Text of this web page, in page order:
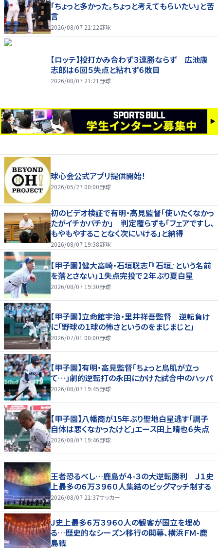
「ちょっと多かった。ちょっと考えてもらいたい」と苦
言
2026/08/07 21:22野球
【ロッテ】投打かみ合わず３連勝ならず 広池康
志郎は６回５失点と粘れず６敗目
2026/08/07 21:21 野球
球心会公式アプリ提供開始！
2026/05/27 00:00野球
初のビデオ検証で有明・高見監督「使いたくなかっ
たがイチかバチか」 判定覆らずも「フェアですし、
もやもやすることなく次にいける」と納得
2026/08/07 19:38野球
【甲子園】健大高崎・石垣聡志「『石垣』という名前
を落とさない」１失点完投で２年ぶり夏白星
2026/08/07 19:30野球
【甲子園】立命館宇治・里井祥吾監督 逆転負け
に「野球の１球の怖さというのをまじまじと」
2026/07/01 00:00野球
【甲子園】有明・高見監督「ちょっと鳥肌が立っ
て…」劇的逆転打の永田にかけた試合中のハッパ
2026/08/07 19:45野球
【甲子園】八幡商が15年ぶり聖地白星逃す「調子
自体は悪くなかったけど」エース田上晴也６失点
2026/08/07 19:46野球
王者恐るべし…鹿島が４-３の大逆転勝利 Ｊ１史
上最多の６万３９６０人集結のビッグマッチ制する
2026/08/07 21:37サッカー
Ｊ史上最多６万３９６０人の観客が国立を埋め
る…歴史的なシーズン移行の開幕、横浜ＦＭ-鹿
島戦